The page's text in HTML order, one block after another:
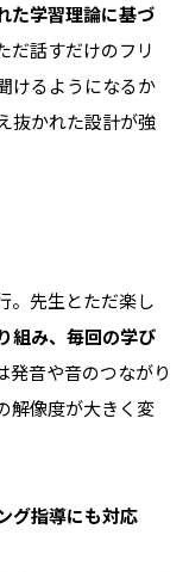
た学習理論に基づ
だ話すだけのフリ
けるようになるか
抜かれた設計が強
。先生とただ楽し
組み、毎回の学び
発音や音のつながり
解像度が大きく変
グ指導にも対応